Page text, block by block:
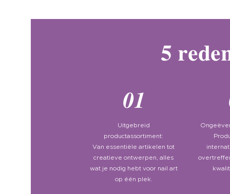
5
01
Uitgebreid
productassortiment:
Van essentiële artikelen tot
creatieve ontwerpen, alles
wat je nodig hebt voor nail art
op één plek.